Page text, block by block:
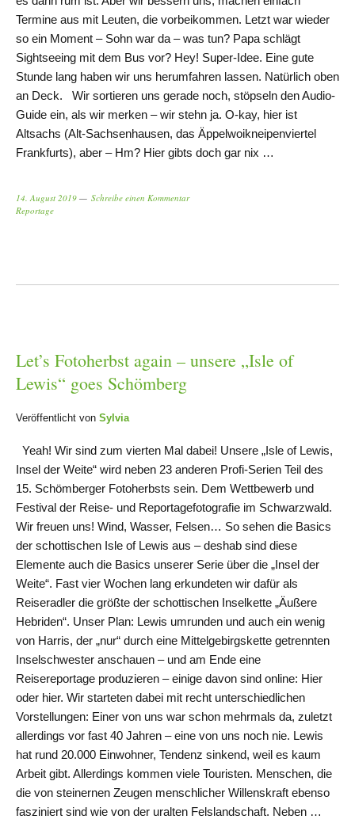
Termine aus mit Leuten, die vorbeikommen. Letzt war wieder
so ein Moment – Sohn war da – was tun? Papa schlägt
Sightseeing mit dem Bus vor? Hey! Super-Idee. Eine gute
Stunde lang haben wir uns herumfahren lassen. Natürlich oben
an Deck. Wir sortieren uns gerade noch, stöpseln den Audio-
Guide ein, als wir merken – wir stehn ja. O-kay, hier ist
Altsachs (Alt-Sachsenhausen, das Äppelwoikneipenviertel
Frankfurts), aber – Hm? Hier gibts doch gar nix …
14. August 2019
Schreibe einen Kommentar
Reportage
Let’s Fotoherbst again – unsere „Isle of
Lewis“ goes Schömberg
Veröffentlicht von Sylvia
Yeah! Wir sind zum vierten Mal dabei! Unsere „Isle of Lewis,
Insel der Weite“ wird neben 23 anderen Profi-Serien Teil des
15. Schömberger Fotoherbsts sein. Dem Wettbewerb und
Festival der Reise- und Reportagefotografie im Schwarzwald.
Wir freuen uns! Wind, Wasser, Felsen… So sehen die Basics
der schottischen Isle of Lewis aus – deshab sind diese
Elemente auch die Basics unserer Serie über die „Insel der
Weite“. Fast vier Wochen lang erkundeten wir dafür als
Reiseradler die größte der schottischen Inselkette „Äußere
Hebriden“. Unser Plan: Lewis umrunden und auch ein wenig
von Harris, der „nur“ durch eine Mittelgebirgskette getrennten
Inselschwester anschauen – und am Ende eine
Reisereportage produzieren – einige davon sind online: Hier
oder hier. Wir starteten dabei mit recht unterschiedlichen
Vorstellungen: Einer von uns war schon mehrmals da, zuletzt
allerdings vor fast 40 Jahren – eine von uns noch nie. Lewis
hat rund 20.000 Einwohner, Tendenz sinkend, weil es kaum
Arbeit gibt. Allerdings kommen viele Touristen. Menschen, die
die von steinernen Zeugen menschlicher Willenskraft ebenso
fasziniert sind wie von der uralten Felslandschaft. Neben …